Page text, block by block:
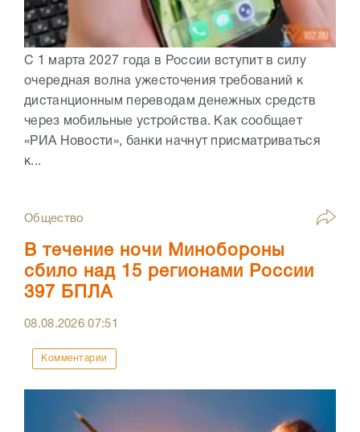
С 1 марта 2027 года в России вступит в силу
очередная волна ужесточения требований к
дистанционным переводам денежных средств
через мобильные устройства. Как сообщает
«РИА Новости», банки начнут присматриваться
к...
Общество
В течение ночи Минобороны
сбило над 15 регионами России
397 БПЛА
08.08.202607:51
Комментарии